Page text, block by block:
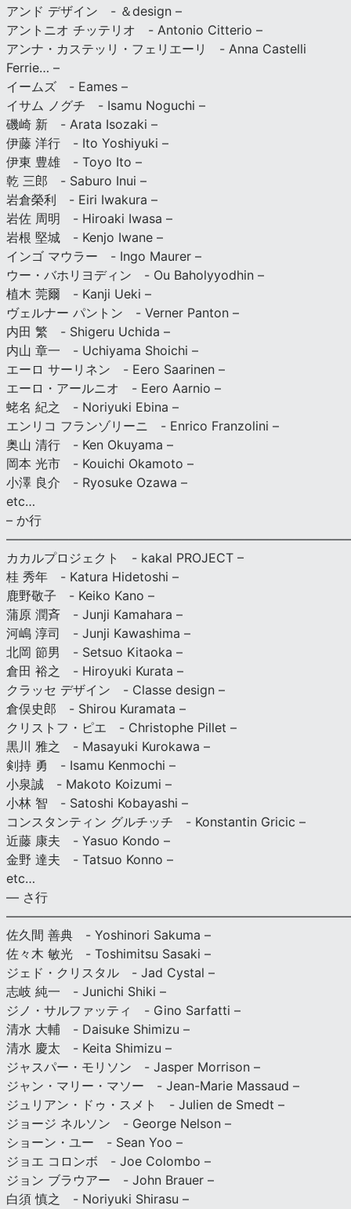
アンド デザイン - ＆design –
アントニオ チッテリオ - Antonio Citterio –
アンナ・カステッリ・フェリエーリ - Anna Castelli
Ferrie… –
イームズ - Eames –
イサム ノグチ - Isamu Noguchi –
磯崎 新 - Arata Isozaki –
伊藤 洋行 - Ito Yoshiyuki –
伊東 豊雄 - Toyo Ito –
乾 三郎 - Saburo Inui –
岩倉榮利 - Eiri Iwakura –
岩佐 周明 - Hiroaki Iwasa –
岩根 堅城 - Kenjo Iwane –
インゴ マウラー - Ingo Maurer –
ウー・バホリヨディン - Ou Baholyyodhin –
植木 莞爾 - Kanji Ueki –
ヴェルナー パントン - Verner Panton –
内田 繁 - Shigeru Uchida –
内山 章一 - Uchiyama Shoichi –
エーロ サーリネン - Eero Saarinen –
エーロ・アールニオ - Eero Aarnio –
蛯名 紀之 - Noriyuki Ebina –
エンリコ フランゾリーニ - Enrico Franzolini –
奥山 清行 - Ken Okuyama –
岡本 光市 - Kouichi Okamoto –
小澤 良介 - Ryosuke Ozawa –
etc…
– か行
カカルプロジェクト - kakal PROJECT –
桂 秀年 - Katura Hidetoshi –
鹿野敬子 - Keiko Kano –
蒲原 潤斉 - Junji Kamahara –
河嶋 淳司 - Junji Kawashima –
北岡 節男 - Setsuo Kitaoka –
倉田 裕之 - Hiroyuki Kurata –
クラッセ デザイン - Classe design –
倉俣史郎 - Shirou Kuramata –
クリストフ・ピエ - Christophe Pillet –
黒川 雅之 - Masayuki Kurokawa –
剣持 勇 - Isamu Kenmochi –
小泉誠 - Makoto Koizumi –
小林 智 - Satoshi Kobayashi –
コンスタンティン グルチッチ - Konstantin Gricic –
近藤 康夫 - Yasuo Kondo –
金野 達夫 - Tatsuo Konno –
etc…
— さ行
佐久間 善典 - Yoshinori Sakuma –
佐々木 敏光 - Toshimitsu Sasaki –
ジェド・クリスタル - Jad Cystal –
志岐 純一 - Junichi Shiki –
ジノ・サルファッティ - Gino Sarfatti –
清水 大輔 - Daisuke Shimizu –
清水 慶太 - Keita Shimizu –
ジャスパー・モリソン - Jasper Morrison –
ジャン・マリー・マソー - Jean-Marie Massaud –
ジュリアン・ドゥ・スメト - Julien de Smedt –
ジョージ ネルソン - George Nelson –
ショーン・ユー - Sean Yoo –
ジョエ コロンボ - Joe Colombo –
ジョン ブラウアー - John Brauer –
白須 慎之 - Noriyuki Shirasu –